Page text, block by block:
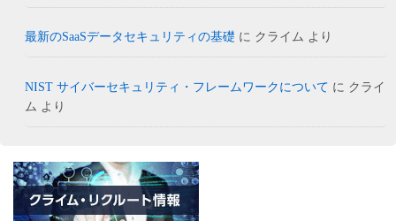
最新のSaaSデータセキュリティの基礎 に クライム より
NIST サイバーセキュリティ・フレームワークについて に クライ
ム より